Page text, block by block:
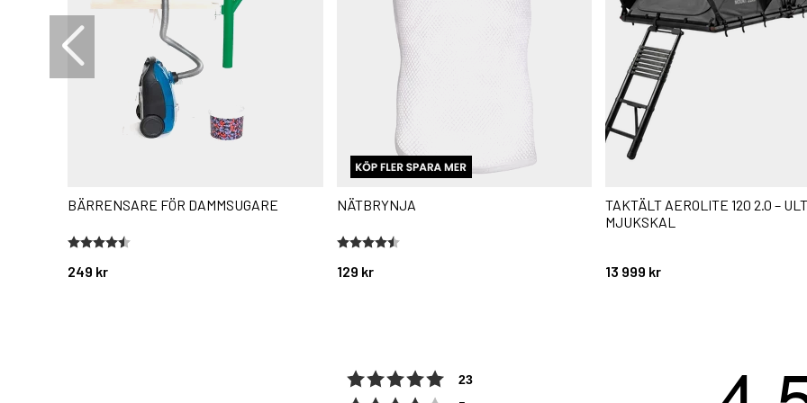
BÄRRENSARE FÖR DAMMSUGARE
249 kr
Betyg:
4.7 utav 5 stjärnor
NÄTBRYNJA
129 kr
Betyg:
4.6 utav 5 stjärnor
TAKTÄLT AEROLITE 120 2.0 –
MJUKSKAL
13 999 kr
Betyg: 5 utav 5 stjärnor
23